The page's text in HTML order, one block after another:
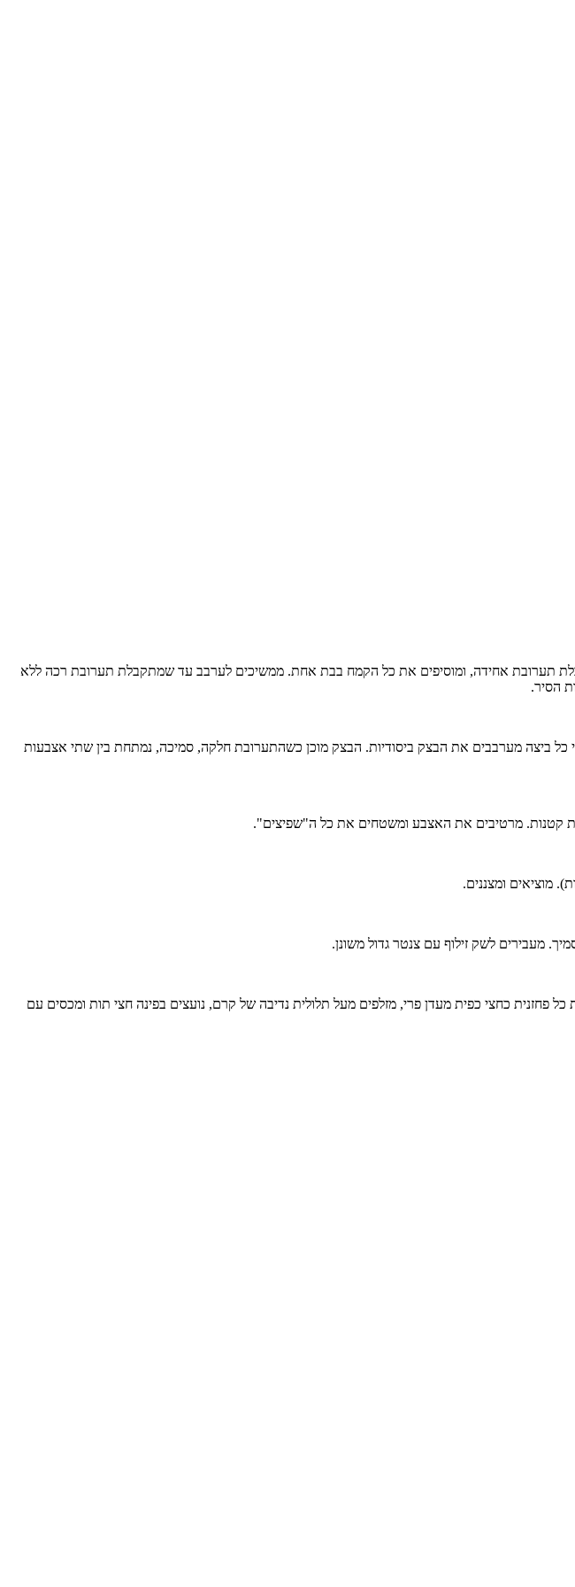
תערובת אחידה, ומוסיפים את כל הקמח בבת אחת. ממשיכים לערבב עד שמתקבלת תערובת רכה ללא
ביצה מערבבים את הבצק ביסודיות. הבצק מוכן כשהתערובת חלקה, סמיכה, נמתחת בין שתי אצבעות
קטנות. מרטיבים את האצבע ומשטחים את כל ה"שפיצים".
מעבירים לשק זילוף עם צנטר גדול משונן.
פחזנית כחצי כפית מעדן פרי, מזלפים מעל תלולית נדיבה של קרם, נועצים בפינה חצי תות ומכסים עם